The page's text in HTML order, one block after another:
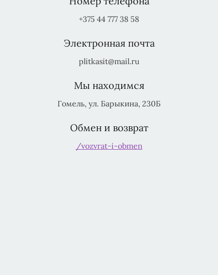
+375 44 777 38 58
Электронная почта
plitkasit@mail.ru
Мы находимся
Гомель, ул. Барыкина, 230Б
Обмен и возврат
/vozvrat-i-obmen